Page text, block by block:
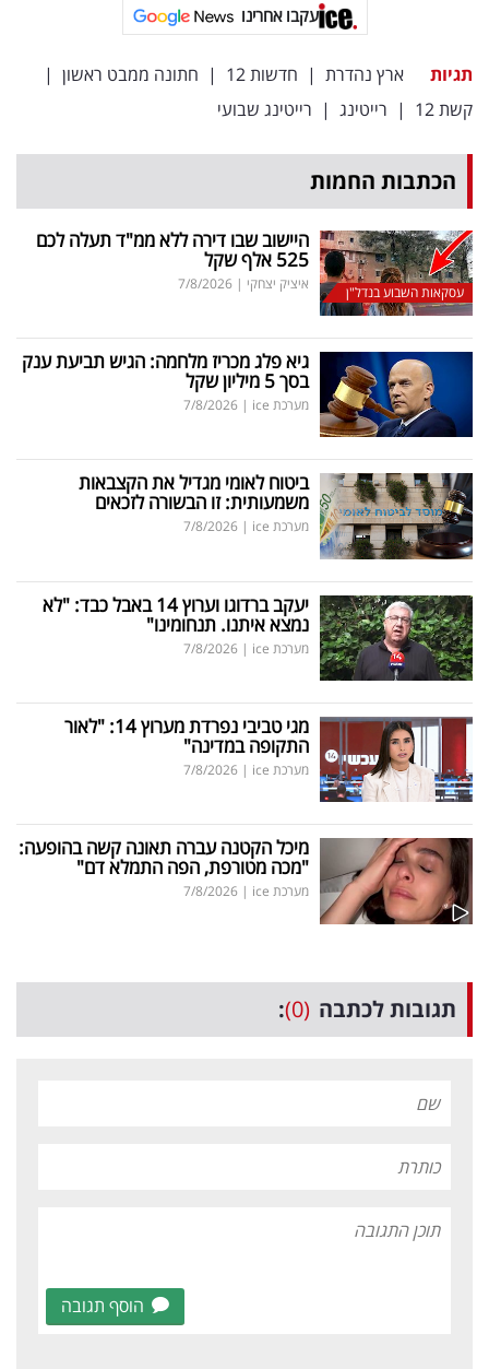
עקבו
עקבו אחרינו
תגיות ארץ נהדרת | חדשות 12 | חתונה ממבט ראשון |
קשת 12
| רייטינג | רייטינג שבועי
הכתבות החמות
עסקאות השבוע בנדל"ן
היישוב שבו דירה ללא ממ"ד תעלה לכם
525 אלף שקל
איציק יצחקי |
7/8/2026
גיא פלג מכריז מלחמה: הגיש תביעת ענק
בסך 5 מיליון שקל
מערכת ice |
7/8/2026
ביטוח לאומי מגדיל את הקצבאות
משמעותית: זו הבשורה לזכאים
מערכת ice |
7/8/2026
יעקב ברדוגו וערוץ 14 באבל כבד: "לא
נמצא איתנו. תנחומינו"
מערכת ice |
7/8/2026
מגי טביבי נפרדת מערוץ 14: "לאור
התקופה במדינה"
מערכת ice |
7/8/2026
מיכל הקטנה עברה תאונה קשה בהופעה:
"מכה מטורפת, הפה התמלא דם"
מערכת ice |
7/8/2026
תגובות לכתבה (0)
:
הוסף תגובה